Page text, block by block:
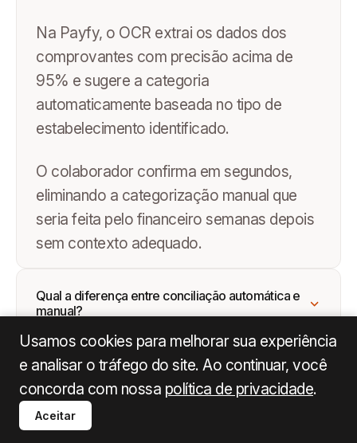
Na Payfy, o OCR extrai os dados dos
comprovantes com precisão acima de
95% e sugere a categoria
automaticamente baseada no tipo de
estabelecimento identificado.
O colaborador confirma em segundos,
eliminando a categorização manual que
seria feita pelo financeiro semanas depois
sem contexto adequado.
Qual a diferença entre conciliação automática e
manual?
A conciliação manual exige que o
financeiro cruze cada transação da fatura
com os comprovantes enviados de forma
desordenada ao longo do mês inteiro.
Usamos cookies para melhorar sua experiência
e analisar o tráfego do site. Ao continuar, você
concorda com nossa política de privacidade.
Aceitar